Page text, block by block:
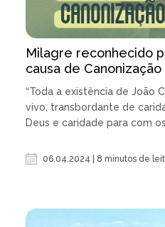
Milagre reconhecido
causa de
“Toda a existência de João
vivo, transbordante de
Deus e caridade para com
06.04.2024 | 8 minutos de